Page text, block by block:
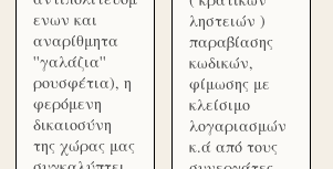
ενων και
αναρίθμητα
''γαλάζια''
ρουσφέτια), η
φερόμενη
δικαιοσύνη
της χώρας μας
ληστειών )
παραβίασης
κωδικών,
φίμωσης με
κλείσιμο
λογαριασμών
κ.ά από τους